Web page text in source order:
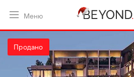
Меню
Продано